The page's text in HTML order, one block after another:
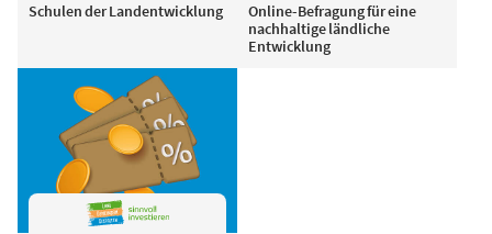
Schulen der Landentwicklung
Online-Befragung für eine
nachhaltige ländliche
Entwicklung